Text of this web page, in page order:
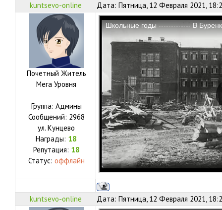
kuntsevo-online Дата: Пятница, 12 Февраля 2021,
Почетный Житель
Мега Уровня
Группа: Админы
Сообщений: 2968
ул. Кунцево
Награды: 18
Репутация: 18
Статус: оффлайн
kuntsevo-online Дата: Пятница, 12 Февраля 2021,